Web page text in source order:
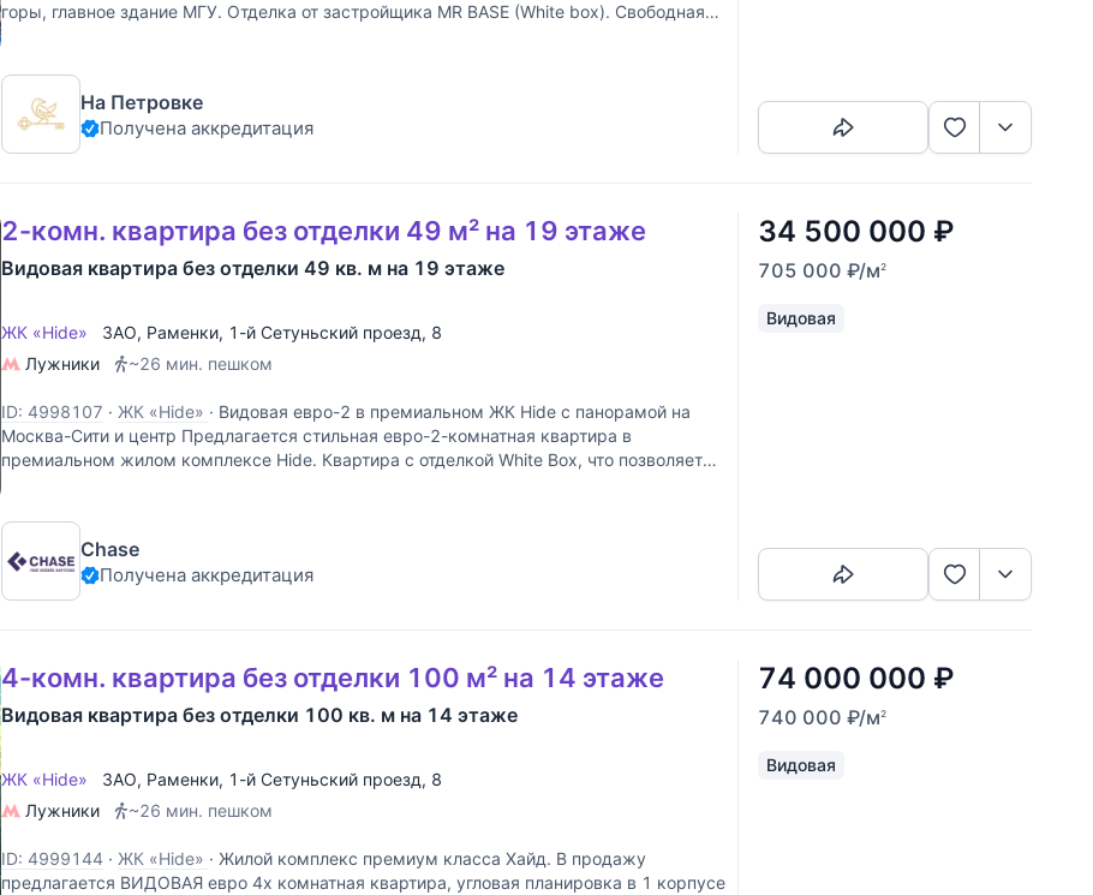
горы, главное здание МГУ. Отделка от застройщика MR BASE (White box). Свободная
На Петровке
Получена аккредитация
2-комн. квартира без отделки 49 м² на 19 этаже
Видовая квартира без отделки 49 кв. м на 19 этаже
ЖК «Hide» ЗАО, Раменки, 1-й Сетуньский проезд, 8
Лужники
~26 мин. пешком
ID: 4998107 · ЖК «Hide» · Видовая евро-2 в премиальном ЖК Hide с панорамой на
Москва-Сити и центр Предлагается стильная евро-2-комнатная квартира в
премиальном жилом комплексе Hide. Квартира с отделкой White Box, что позволяет
Chase
Получена аккредитация
34 500 000 ₽
705 000 ₽/м2
Видовая
4-комн. квартира без отделки 100 м² на 14 этаже
Видовая квартира без отделки 100 кв. м на 14 этаже
ЖК «Hide» ЗАО, Раменки, 1-й Сетуньский проезд, 8
Лужники
~26 мин. пешком
ID: 4999144 · ЖК «Hide» · Жилой комплекс премиум класса Хайд. В продажу
предлагается ВИДОВАЯ евро 4х комнатная квартира, угловая планировка в 1 корпусе
74 000 000 ₽
740 000 ₽/м2
Видовая